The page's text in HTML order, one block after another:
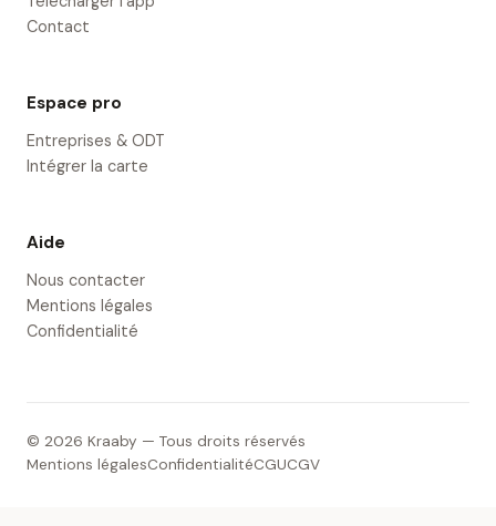
Contact
Espace pro
Entreprises & ODT
Intégrer la carte
Aide
Nous contacter
Mentions légales
Confidentialité
© 2026 Kraaby — Tous droits réservés
Mentions légalesConfidentialitéCGUCGV